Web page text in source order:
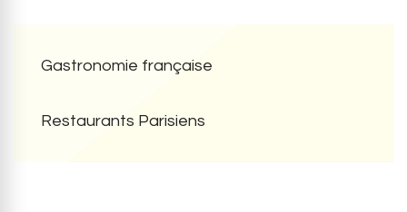
Gastronomie française
Restaurants Parisiens